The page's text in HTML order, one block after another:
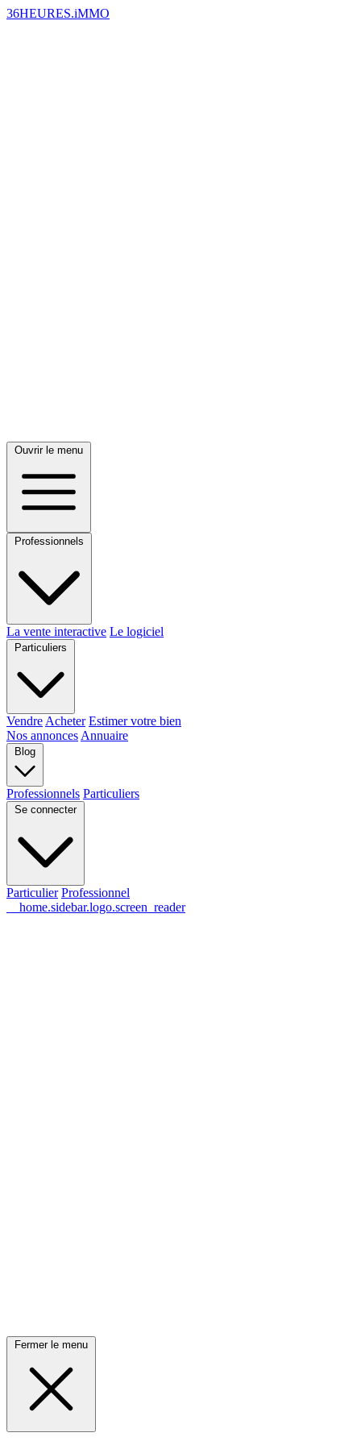
36HEURES.iMMO
Ouvrir le menu
Professionnels
La vente interactive Le logiciel
Particuliers
Vendre Acheter Estimer votre bien
Nos annonces Annuaire
Blog
Professionnels Particuliers
Se connecter
Particulier Professionnel
__home.sidebar.logo.screen_reader
Fermer le menu